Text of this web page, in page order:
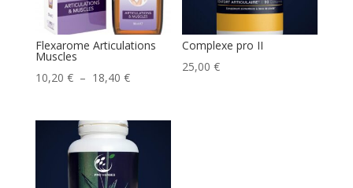
Flexarome Articulations
Muscles
10,20 € – 18,40 €Plage
prix :
10,20 €
18,40 €
Complexe pro II
25,00€